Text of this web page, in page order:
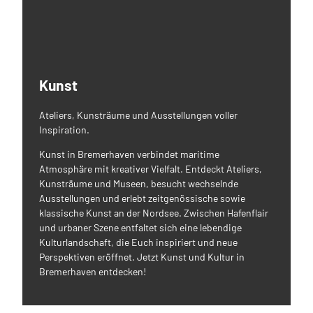
Kunst
Ateliers, Kunsträume und Ausstellungen voller
Inspiration.
Kunst in Bremerhaven verbindet maritime
Atmosphäre mit kreativer Vielfalt. Entdeckt Ateliers,
Kunsträume und Museen, besucht wechselnde
Ausstellungen und erlebt zeitgenössische sowie
klassische Kunst an der Nordsee. Zwischen Hafenflair
und urbaner Szene entfaltet sich eine lebendige
Kulturlandschaft, die Euch inspiriert und neue
Perspektiven eröffnet. Jetzt Kunst und Kultur in
Bremerhaven entdecken!